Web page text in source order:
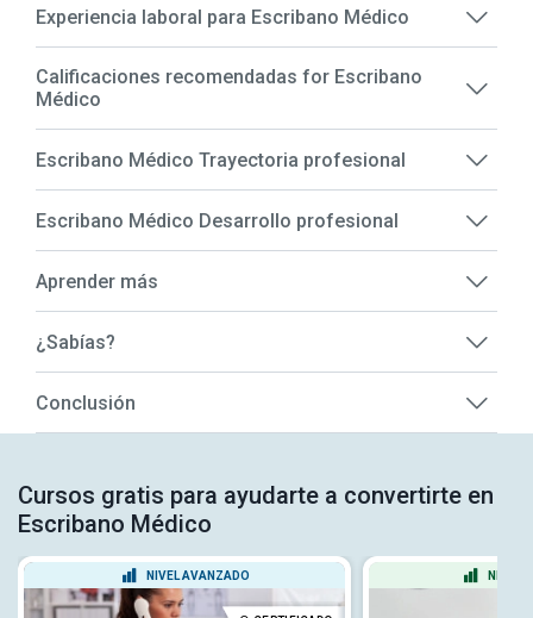
Experiencia laboral para Escribano Médico
Calificaciones recomendadas for Escribano
Médico
Escribano Médico Trayectoria profesional
Escribano Médico Desarrollo profesional
Aprender más
¿Sabías?
Conclusión
Cursos gratis para ayudarte a convertirte en
Escribano Médico
NIVEL AVANZADO NIVEL